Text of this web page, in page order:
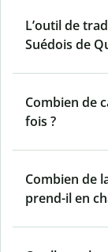
L’outil de
Suédois de
Combien de
fois ?
Combien de
prend-il en